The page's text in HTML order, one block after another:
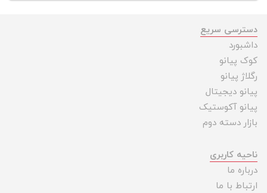
دسترسی سریع
داشبورد
کوک پیانو
رگلاژ پیانو
پیانو دیجیتال
پیانو آکوستیک
بازار دسته دوم
ناحیه کاربری
درباره ما
ارتباط با ما